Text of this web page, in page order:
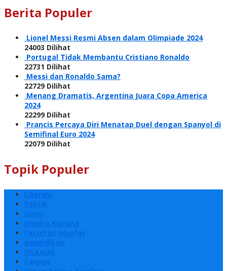
Berita Populer
Lionel Messi Resmi Absen dalam Olimpiade 2024
24003 Dilihat
Portugal Tidak Membantu Cristiano Ronaldo
22731 Dilihat
Messi dan Ronaldo Sama?
22729 Dilihat
Menang Dramatis, Argentina Juara Copa America
2024
22299 Dilihat
Prancis Percaya Diri Menatap Duel dengan Spanyol di
Semifinal Euro 2024
22079 Dilihat
Topik Populer